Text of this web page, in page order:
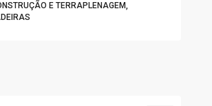
E TERRAPLENAGEM,